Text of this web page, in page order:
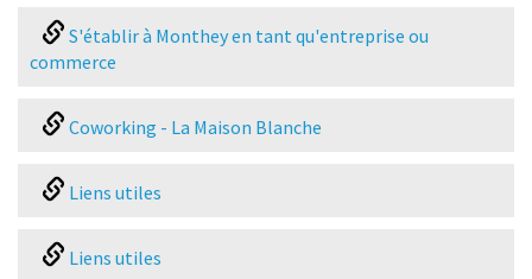
S'établir à Monthey en tant qu'entreprise ou
commerce
Coworking - La Maison Blanche
Liens utiles
Liens utiles